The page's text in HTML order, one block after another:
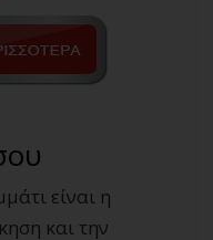
είναι η
και την